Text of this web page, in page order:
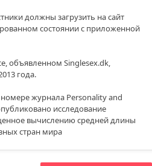
должны загрузить на сайт
состоянии с приложенной
объявленном Singlesex.dk,
года.
журнала Personality and
исследование
вычислению средней длины
стран мира